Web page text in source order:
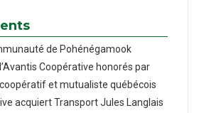
de Pohénégamook
Coopérative honorés par
coopératif et mutualiste québécois
acquiert Transport Jules Langlais